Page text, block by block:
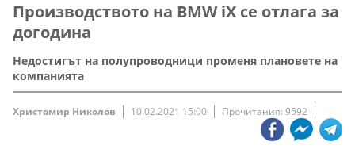
Производството на BMW iX се отлага за
догодина
Недостигът на полупроводници променя плановете на
компанията
Христомир Николов 10.02.2021 15:00 Прочитания: 9592